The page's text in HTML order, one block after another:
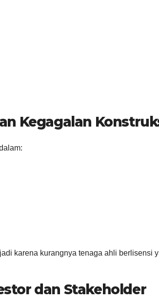
Kegagalan
karena kurangnya tenaga ahli berlisensi
dan Stakeholder